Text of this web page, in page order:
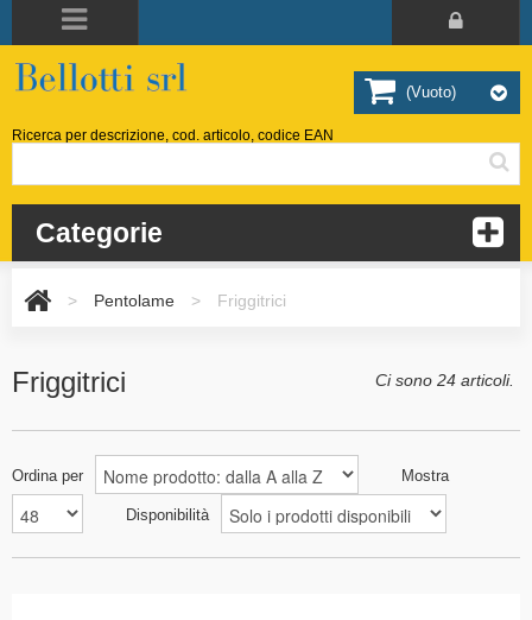
Ricerca per descrizione, cod. articolo, codice EAN
Categorie
(vuoto)
> Pentolame > Friggitrici
Friggitrici Ci sono 24 articoli.
Ordina per Mostra
Disponibilità